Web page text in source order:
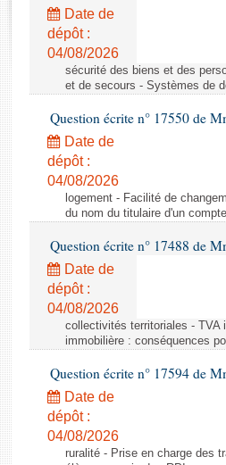
Rapports législatifs
Rapports sur l'application des lois
Baromètre de l’application des lois
Dossiers législatifs
Budget et sécurité sociale
Questions écrites et orales
Comptes rendus des débats
Date de
dépôt :
04/08/2026
sécurité des biens et des
et de secours - Systèmes de
Question écrite n° 17550 de
Date de
dépôt :
04/08/2026
logement - Facilité de
du nom du titulaire d'un
Question écrite n° 17488 de
Date de
dépôt :
04/08/2026
collectivités territoriales - TVA
immobilière : conséquences
Question écrite n° 17594 de
Date de
dépôt :
04/08/2026
ruralité - Prise en charge des